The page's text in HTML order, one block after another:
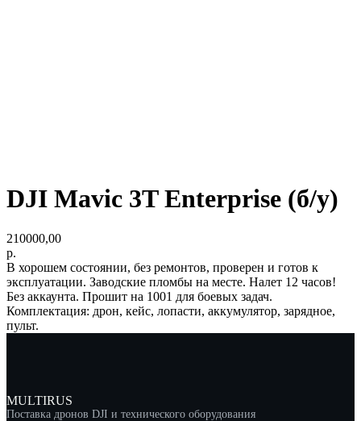
DJI Mavic 3T Enterprise (б/у)
210000,00
р.
В хорошем состоянии, без ремонтов, проверен и готов к
эксплуатации. Заводские пломбы на месте. Налет 12 часов!
Без аккаунта. Прошит на 1001 для боевых задач.
Комплектация: дрон, кейс, лопасти, аккумулятор, зарядное,
пульт.
MULTIRUS
Поставка дронов DJI и технического оборудования